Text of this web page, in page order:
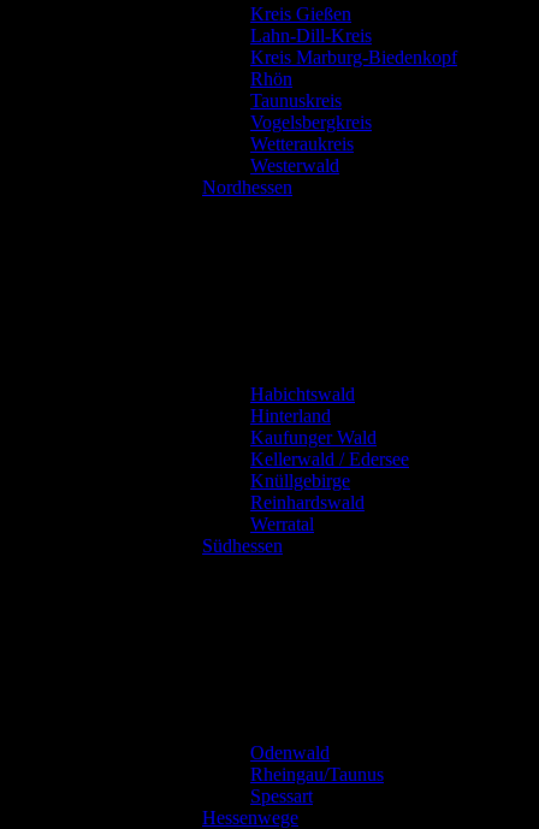
Kreis Gießen
Lahn-Dill-Kreis
Kreis Marburg-Biedenkopf
Rhön
Taunuskreis
Vogelsbergkreis
Wetteraukreis
Westerwald
Nordhessen
Habichtswald
Hinterland
Kaufunger Wald
Kellerwald / Edersee
Knüllgebirge
Reinhardswald
Werratal
Südhessen
Odenwald
Rheingau/Taunus
Spessart
Hessenwege